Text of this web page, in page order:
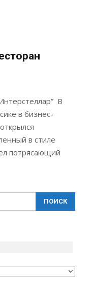
В
в бизнес-
в стиле
потрясающий